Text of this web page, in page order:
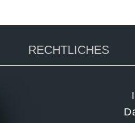
RECHTLICHES